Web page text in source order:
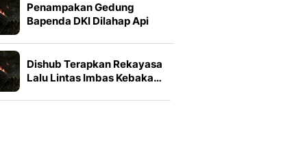
Penampakan Gedung
Bapenda DKI Dilahap Api
Dishub Terapkan Rekayasa
Lalu Lintas Imbas Kebaka…